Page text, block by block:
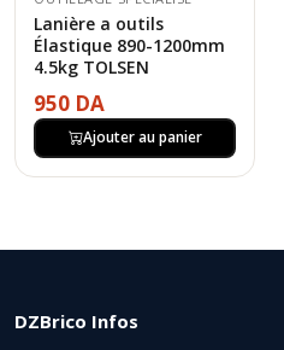
Lanière a outils
Élastique 890-1200mm
4.5kg TOLSEN
950 DA
Ajouter au panier
DZBrico Infos